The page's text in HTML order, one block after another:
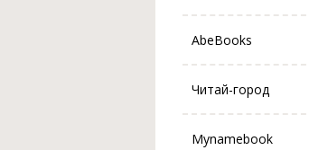
AbeBooks
Читай-город
Mynamebook